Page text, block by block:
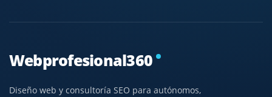
Webprofesional360
Diseño web y consultoría SEO para autónomos,